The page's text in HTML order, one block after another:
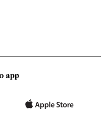
app